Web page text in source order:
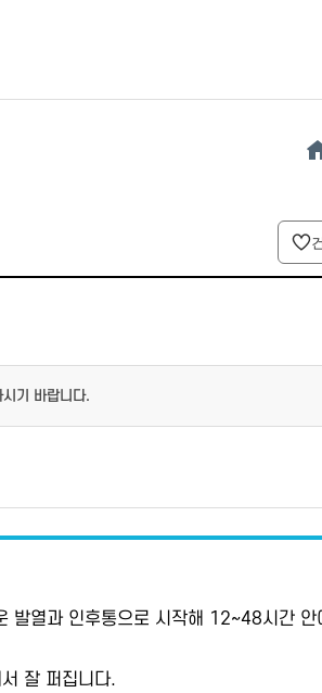
기 바랍니다.
발열과 인후통으로 시작해 12~48시간
잘 퍼집니다.